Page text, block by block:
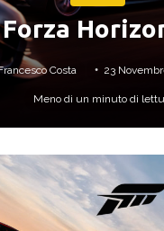
Forza
Costa
Invia 23
Meno di un minuto di